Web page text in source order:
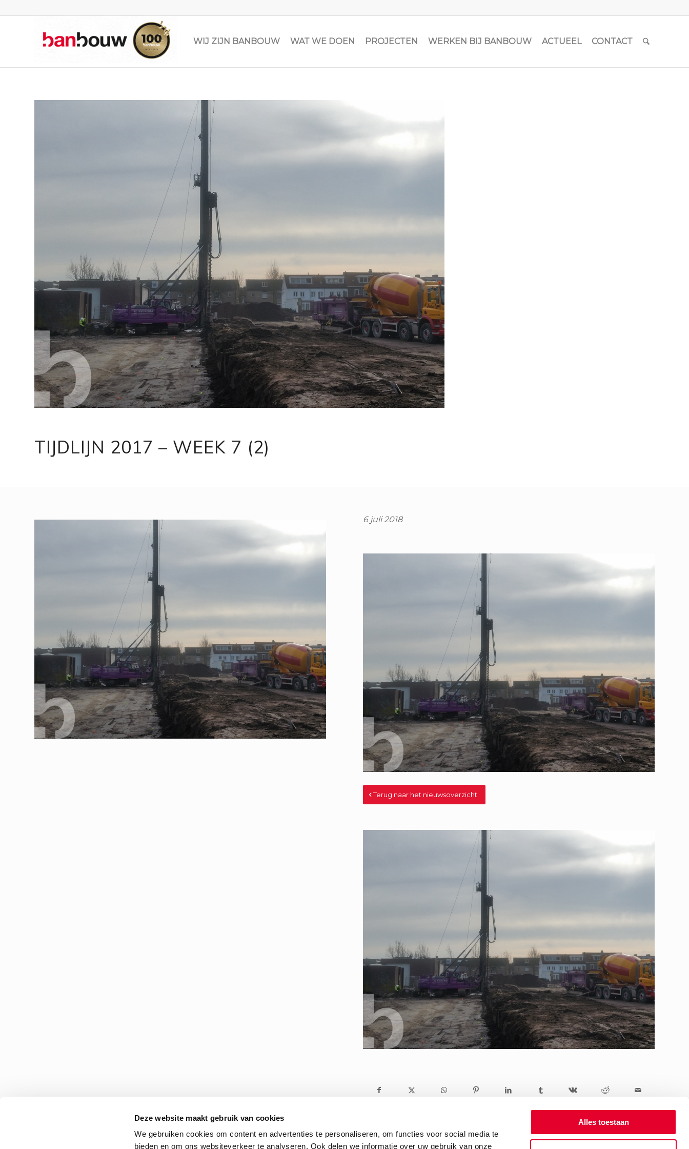
Deze website maakt gebruik van cookies
We gebruiken cookies om content en advertenties te personaliseren, om functies voor social media te
bieden en om ons websiteverkeer te analyseren. Ook delen we informatie over uw gebruik van onze
Alles toestaan
WIJ ZIJN BANBOUW WAT WE DOEN PROJECTEN WERKEN BIJ BANBOUW ACTUEEL CONTACT
TIJDLIJN 2017 – WEEK 7 (2)
6 juli 2018
Terug naar het nieuwsoverzicht